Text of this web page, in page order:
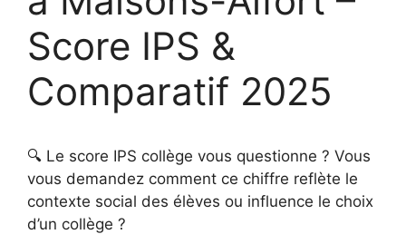
Score IPS &
Comparatif 2025
🔍 Le score IPS collège vous questionne ? Vous
vous demandez comment ce chiffre reflète le
contexte social des élèves ou influence le choix
d’un collège ?